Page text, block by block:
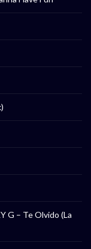
G – Te Olvido (La